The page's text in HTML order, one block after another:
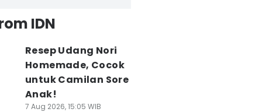
IDN
Resep Udang Nori
Homemade, Cocok
untuk Camilan Sore
Anak!
7 Aug 2026, 15:05 WIB